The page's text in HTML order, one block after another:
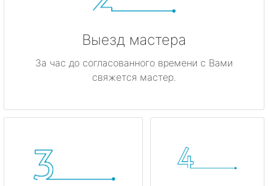
Выезд мастера
За час до согласованного времени с Вами
свяжется мастер.